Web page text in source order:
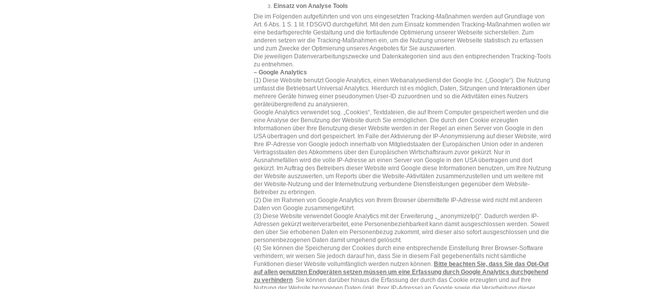
Einsatz von Analyse Tools
Die im Folgenden aufgeführten und von uns eingesetzten Tracking-Maßnahmen werden auf Grundlage von
Art. 6 Abs. 1 S. 1 lit. f DSGVO durchgeführt. Mit den zum Einsatz kommenden Tracking-Maßnahmen wollen wir
eine bedarfsgerechte Gestaltung und die fortlaufende Optimierung unserer Webseite sicherstellen. Zum
anderen setzen wir die Tracking-Maßnahmen ein, um die Nutzung unserer Webseite statistisch zu erfassen
und zum Zwecke der Optimierung unseres Angebotes für Sie auszuwerten.
Die jeweiligen Datenverarbeitungszwecke und Datenkategorien sind aus den entsprechenden Tracking-Tools
zu entnehmen.
– Google Analytics
(1) Diese Website benutzt Google Analytics, einen Webanalysedienst der Google Inc. („Google“). Die Nutzung
umfasst die Betriebsart Universal Analytics. Hierdurch ist es möglich, Daten, Sitzungen und Interaktionen über
mehrere Geräte hinweg einer pseudonymen User-ID zuzuordnen und so die Aktivitäten eines Nutzers
geräteübergreifend zu analysieren.
Google Analytics verwendet sog. „Cookies“, Textdateien, die auf Ihrem Computer gespeichert werden und die
eine Analyse der Benutzung der Website durch Sie ermöglichen. Die durch den Cookie erzeugten
Informationen über Ihre Benutzung dieser Website werden in der Regel an einen Server von Google in den
USA übertragen und dort gespeichert. Im Falle der Aktivierung der IP-Anonymisierung auf dieser Website, wird
Ihre IP-Adresse von Google jedoch innerhalb von Mitgliedstaaten der Europäischen Union oder in anderen
Vertragsstaaten des Abkommens über den Europäischen Wirtschaftsraum zuvor gekürzt. Nur in
Ausnahmefällen wird die volle IP-Adresse an einen Server von Google in den USA übertragen und dort
gekürzt. Im Auftrag des Betreibers dieser Website wird Google diese Informationen benutzen, um Ihre Nutzung
der Website auszuwerten, um Reports über die Website-Aktivitäten zusammenzustellen und um weitere mit
der Website-Nutzung und der Internetnutzung verbundene Dienstleistungen gegenüber dem Website-
Betreiber zu erbringen.
(2) Die im Rahmen von Google Analytics von Ihrem Browser übermittelte IP-Adresse wird nicht mit anderen
Daten von Google zusammengeführt.
(3) Diese Website verwendet Google Analytics mit der Erweiterung „_anonymizeIp()“. Dadurch werden IP-
Adressen gekürzt weiterverarbeitet, eine Personenbeziehbarkeit kann damit ausgeschlossen werden. Soweit
den über Sie erhobenen Daten ein Personenbezug zukommt, wird dieser also sofort ausgeschlossen und die
personenbezogenen Daten damit umgehend gelöscht.
(4) Sie können die Speicherung der Cookies durch eine entsprechende Einstellung Ihrer Browser-Software
verhindern; wir weisen Sie jedoch darauf hin, dass Sie in diesem Fall gegebenenfalls nicht sämtliche
Funktionen dieser Website vollumfänglich werden nutzen können. Bitte beachten Sie, dass Sie das Opt-Out
auf allen genutzten Endgeräten setzen müssen um eine Erfassung durch Google Analytics durchgehend
zu verhindern. Sie können darüber hinaus die Erfassung der durch das Cookie erzeugten und auf Ihre